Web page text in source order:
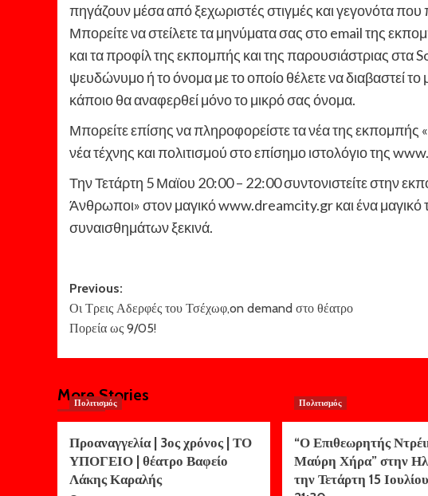
πηγάζουν μέσα από ξεχωριστές στιγμές και γεγονότα
Μπορείτε να στείλετε τα μηνύματα σας στο email της
και τα προφίλ της εκπομπής και της παρουσιάστριας στα
ψευδώνυμο ή το όνομα με το οποίο θέλετε να διαβαστεί
κάποιο θα αναφερθεί μόνο το μικρό σας όνομα.
Μπορείτε επίσης να πληροφορείστε τα νέα της εκπομπής
νέα τέχνης και πολιτισμού στο επίσημο ιστολόγιο της
Την Τετάρτη 5 Μαϊου 20:00 – 22:00 συντονιστείτε στην
Άνθρωποι» στον μαγικό www.dreamcity.gr και ένα
συναισθημάτων ξεκινά.
Post
navigation
Previous:
Οι Τρεις Αδερφές του Τσέχωφ,on demand στο θέατρο
Πορεία ως 9/05!
More Stories
Πολιτισμός
Προαναγγελία | 3ος χρόνος | ΤΟ
ΥΠΟΓΕΙΟ | θέατρο Βαφείο
Λάκης Καραλής
Πολιτισμός
“Ο Επιθεωρητής
Μαύρη Χήρα” στην
την Τετάρτη 15